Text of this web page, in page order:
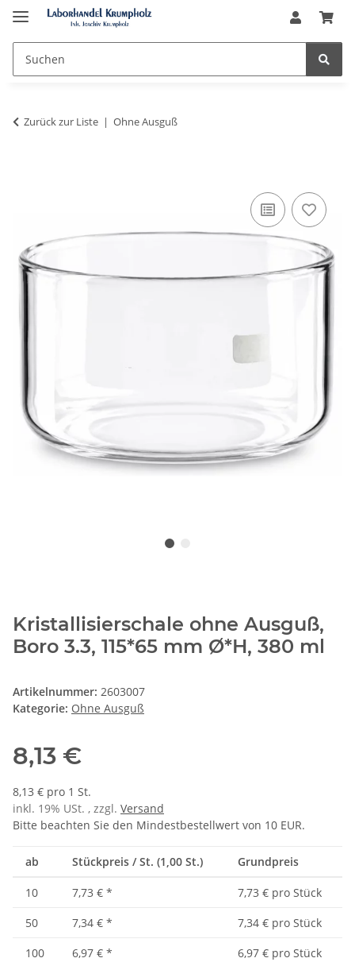
Zurück zur Liste Ohne Ausguß
Kristallisierschale ohne Ausguß,
Boro 3.3, 115*65 mm Ø*H, 380 ml
Artikelnummer: 2603007
Kategorie: Ohne Ausguß
8,13 €
8,13 € pro 1 St.
inkl. 19% USt. , zzgl. Versand
Bitte beachten Sie den Mindestbestellwert von 10 EUR.
ab Stückpreis / St. (1,00 St.) Grundpreis
10 7,73 € *
7,73 € pro Stück
50
7,34 € *
7,34 € pro Stück
100
6,97 € * 6,97 € pro Stück